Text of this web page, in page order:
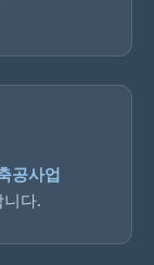
공사업
다.